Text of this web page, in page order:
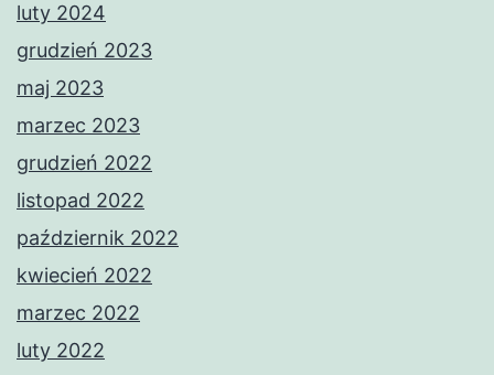
luty 2024
grudzień 2023
maj 2023
marzec 2023
grudzień 2022
listopad 2022
październik 2022
kwiecień 2022
marzec 2022
luty 2022